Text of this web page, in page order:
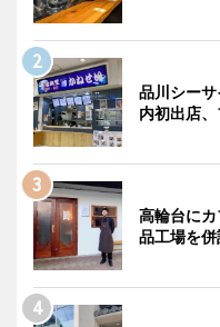
品川シー
内初出店
高輪台に
品工場を